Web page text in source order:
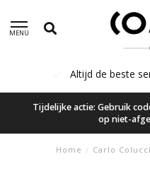
MENU
Altijd de beste
Tijdelijke actie: Gebruik
op niet-
Home / Carlo